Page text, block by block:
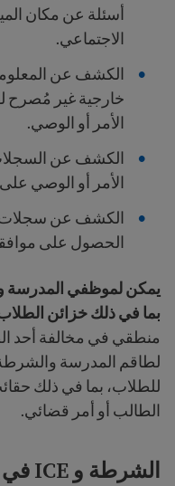
أسئلة عن مكان
الاجتماعي.
الكشف عن
خارجية غير مُصرح
الأمر أو الوصي.
الكشف عن
الأمر أو الوصي
الحصول على
يمكن لموظفي المدرسة
بما في ذلك خزائن
منطقي في مخالفة أحد
لطاقم المدرسة
للطلاب، بما في ذلك
الطالب أو أمر قضائي.
الشرطة و ICE في المدرسة